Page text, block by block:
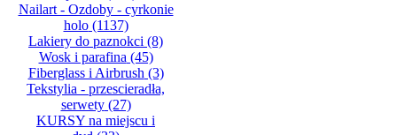
Nailart - Ozdoby - cyrkonie
holo(1137)
Lakiery do paznokci (8)
Wosk i parafina (45)
Fiberglass i Airbrush (3)
Tekstylia - przescieradła,
serwety(27)
KURSY na miejscu i